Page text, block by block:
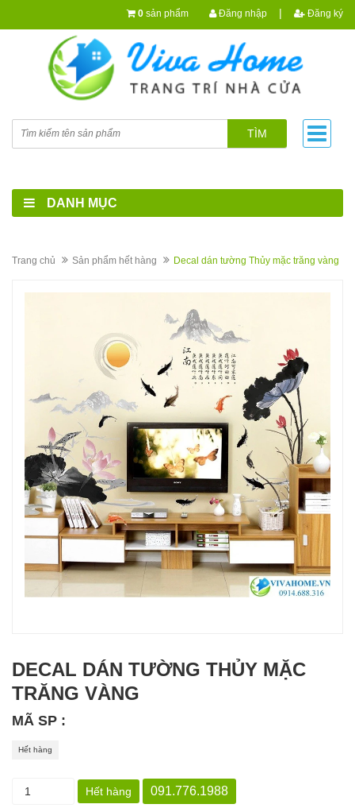
0 sản phẩm Đăng nhập | Đăng ký
TÌM
DANH MỤC
Trang chủ Sản phẩm hết hàng Decal dán tường Thủy mặc trăng vàng
DECAL DÁN TƯỜNG THỦY MẶC
TRĂNG VÀNG
MÃ SP :
Hết hàng
Hết hàng 091.776.1988